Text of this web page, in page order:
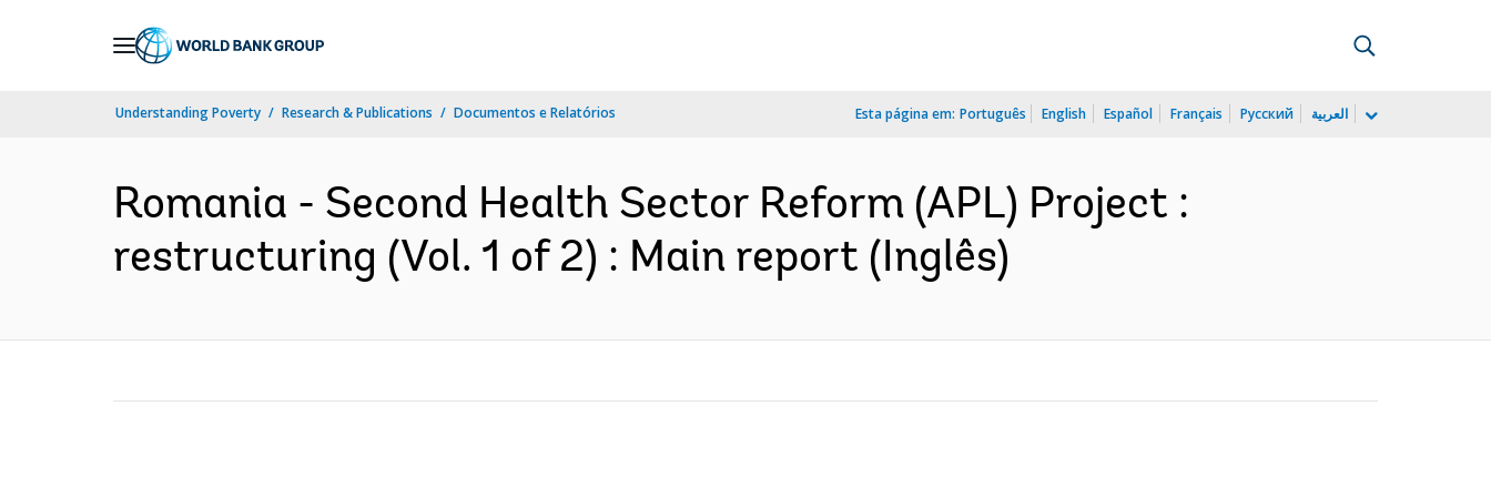
Understanding Poverty Research & Publications Documentos e Relatórios Esta página em: Português English Español Français Русский العربية
Romania - Second Health Sector Reform (APL) Project :
restructuring (Vol. 1 of 2) : Main report (Inglês)